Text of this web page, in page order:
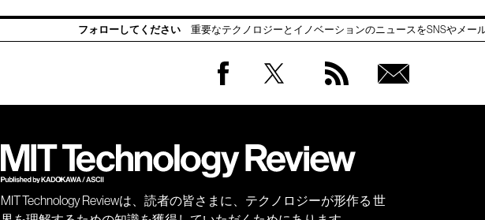
フォローしてください 重要なテクノロジーとイノベーションのニュースをSNSやメー
会員
MIT Technology Reviewは、読者の皆さまに、テクノロジーが形作る 世